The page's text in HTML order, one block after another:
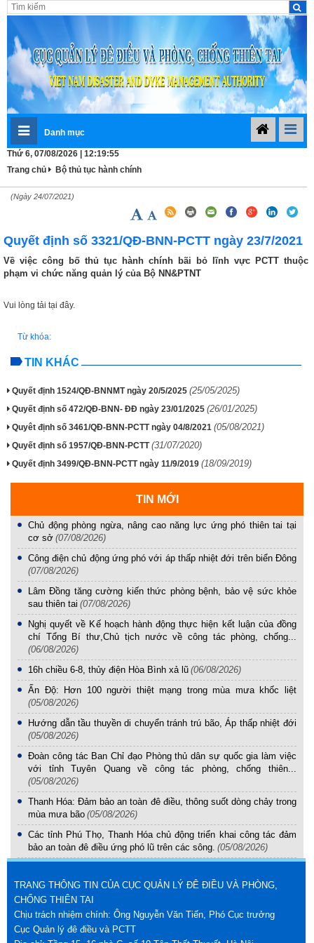
Danh mục
Thứ 6, 07/08/2026 | 12:19:55
Trang chủ
Bộ thủ tục hành chính
(Ngày 24/07/2021)
Quyết định số 3321/QĐ-BNN-PCTT ngày 23/7/2021
Về việc công bố thủ tục hành chính bãi bỏ lĩnh vực PCTT thuộc
phạm vi chức năng quản lý của Bộ NN&PTNT
Vui lòng tải tại đây.
Từ khóa:
TIN KHÁC
Quyết định 1524/QĐ-BNNMT ngày 20/5/2025 (25/05/2025)
Quyết định số 472/QĐ-BNN- ĐĐ ngày 23/01/2025 (26/01/2025)
Quyêt định số 3461/QĐ-BNN-PCTT ngày 04/8/2021 (05/08/2021)
Quyết định số 1957/QĐ-BNN-PCTT(31/07/2020)
Quyết định 3499/QĐ-BNN-PCTT ngày 11/9/2019 (18/09/2019)
TIN MỚI
Chủ động phòng ngừa, nâng cao năng lực ứng phó thiên tai tại
cơ sở (07/08/2026)
Công điện chủ động ứng phó với áp thấp nhiệt đới trên biển Đông
(07/08/2026)
Lâm Đồng tăng cường kiến thức phòng bệnh, bảo vệ sức khỏe
sau thiên tai (07/08/2026)
Nghị quyết về Kế hoạch hành động thực hiện kết luận của đồng
chí Tổng Bí thư,Chủ tịch nước về công tác phòng, chống...
(06/08/2026)
16h chiều 6-8, thủy điện Hòa Bình xả lũ (06/08/2026)
Ấn Độ: Hơn 100 người thiệt mạng trong mùa mưa khốc liệt
(05/08/2026)
Hướng dẫn tầu thuyền di chuyển tránh trú bão, Áp thấp nhiệt đới
(05/08/2026)
Đoàn công tác Ban Chỉ đạo Phòng thủ dân sự quốc gia làm việc
với tỉnh Tuyên Quang về công tác phòng, chống thiên...
(05/08/2026)
Thanh Hóa: Đảm bảo an toàn đê điều, thông suốt dòng chảy trong
mùa mưa bão (05/08/2026)
Các tỉnh Phú Thọ, Thanh Hóa chủ động triển khai công tác đảm
bảo an toàn đê điều ứng phó lũ trên các sông. (05/08/2026)
TRANG THÔNG TIN CỦA CỤC QUẢN LÝ ĐÊ ĐIỀU VÀ PHÒNG,
CHỐNG THIÊN TAI
Chịu trách nhiệm chính: Ông Nguyễn Văn Tiến, Phó Cục trưởng
Cục Quản lý đê điều và PCTT